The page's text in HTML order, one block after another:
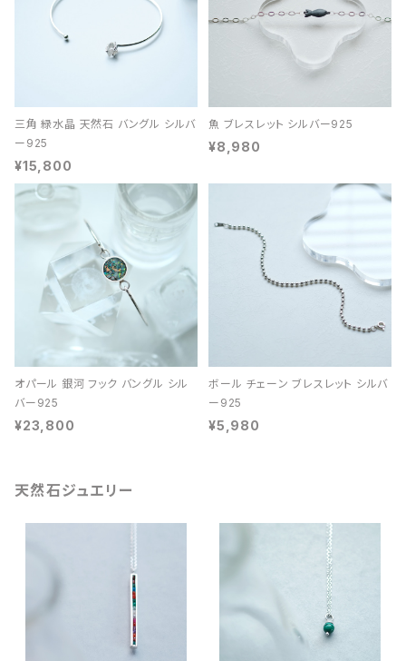
三角 緑水晶 天然石 バングル シルバ
ー925
¥15,800
魚 ブレスレット シルバー925
¥8,980
オパール 銀河 フック バングル シル
バー925
¥23,800
ボール チェーン ブレスレット シルバ
ー925
¥5,980
天然石ジュエリー